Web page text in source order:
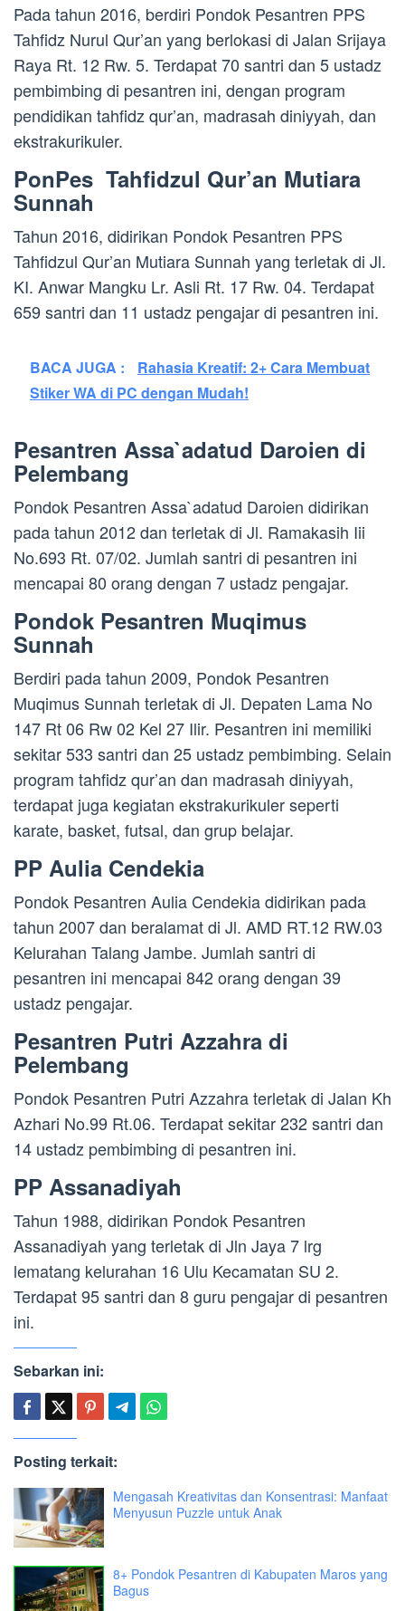
Pada tahun 2016, berdiri Pondok Pesantren PPS
Tahfidz Nurul Qur’an yang berlokasi di Jalan Srijaya
Raya Rt. 12 Rw. 5. Terdapat 70 santri dan 5 ustadz
pembimbing di pesantren ini, dengan program
pendidikan tahfidz qur’an, madrasah diniyyah, dan
ekstrakurikuler.
PonPes Tahfidzul Qur’an Mutiara
Sunnah
Tahun 2016, didirikan Pondok Pesantren PPS
Tahfidzul Qur’an Mutiara Sunnah yang terletak di Jl.
KI. Anwar Mangku Lr. Asli Rt. 17 Rw. 04. Terdapat
659 santri dan 11 ustadz pengajar di pesantren ini.
BACA JUGA :
Rahasia Kreatif: 2+ Cara Membuat
Stiker WA di PC dengan Mudah!
Pesantren Assa`adatud Daroien di
Pelembang
Pondok Pesantren Assa`adatud Daroien didirikan
pada tahun 2012 dan terletak di Jl. Ramakasih Iii
No.693 Rt. 07/02. Jumlah santri di pesantren ini
mencapai 80 orang dengan 7 ustadz pengajar.
Pondok Pesantren Muqimus
Sunnah
Berdiri pada tahun 2009, Pondok Pesantren
Muqimus Sunnah terletak di Jl. Depaten Lama No
147 Rt 06 Rw 02 Kel 27 Ilir. Pesantren ini memiliki
sekitar 533 santri dan 25 ustadz pembimbing. Selain
program tahfidz qur’an dan madrasah diniyyah,
terdapat juga kegiatan ekstrakurikuler seperti
karate, basket, futsal, dan grup belajar.
PP Aulia Cendekia
Pondok Pesantren Aulia Cendekia didirikan pada
tahun 2007 dan beralamat di Jl. AMD RT.12 RW.03
Kelurahan Talang Jambe. Jumlah santri di
pesantren ini mencapai 842 orang dengan 39
ustadz pengajar.
Pesantren Putri Azzahra di
Pelembang
Pondok Pesantren Putri Azzahra terletak di Jalan Kh
Azhari No.99 Rt.06. Terdapat sekitar 232 santri dan
14 ustadz pembimbing di pesantren ini.
PP Assanadiyah
Tahun 1988, didirikan Pondok Pesantren
Assanadiyah yang terletak di Jln Jaya 7 lrg
lematang kelurahan 16 Ulu Kecamatan SU 2.
Terdapat 95 santri dan 8 guru pengajar di pesantren
ini.
Sebarkan ini:
Posting terkait:
Mengasah Kreativitas dan Konsentrasi: Manfaat
Menyusun Puzzle untuk Anak
8+ Pondok Pesantren di Kabupaten Maros yang
Bagus